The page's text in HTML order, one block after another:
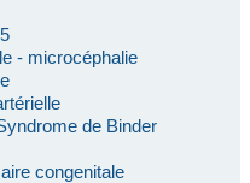
- microcéphalie
de Binder
congenitale